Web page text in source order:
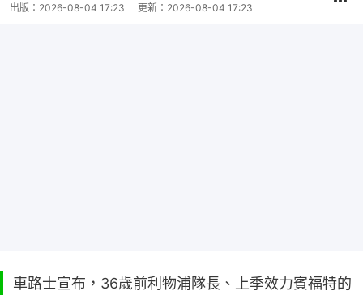
出版： 2026-08-04 17:23 更新： 2026-08-04 17:23
車路士宣布，36歲前利物浦隊長、上季效力賓福特的